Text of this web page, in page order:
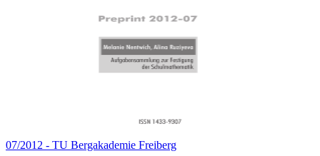
07/2012 - TU Bergakademie Freiberg